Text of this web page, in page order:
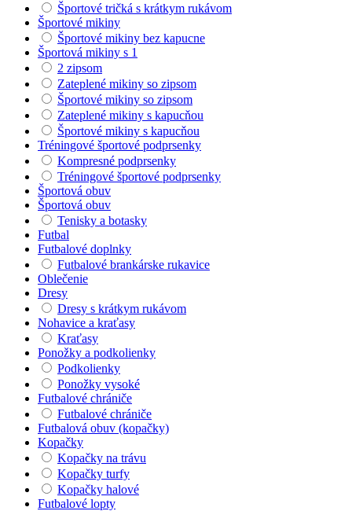
Športové tričká s krátkym rukávom
Športové mikiny
Športové mikiny bez kapucne
Športová mikiny s 1
2 zipsom
Zateplené mikiny so zipsom
Športové mikiny so zipsom
Zateplené mikiny s kapucňou
Športové mikiny s kapucňou
Tréningové športové podprsenky
Kompresné podprsenky
Tréningové športové podprsenky
Športová obuv
Športová obuv
Tenisky a botasky
Futbal
Futbalové doplnky
Futbalové brankárske rukavice
Oblečenie
Dresy
Dresy s krátkym rukávom
Nohavice a kraťasy
Kraťasy
Ponožky a podkolienky
Podkolienky
Ponožky vysoké
Futbalové chrániče
Futbalové chrániče
Futbalová obuv (kopačky)
Kopačky
Kopačky na trávu
Kopačky turfy
Kopačky halové
Futbalové lopty